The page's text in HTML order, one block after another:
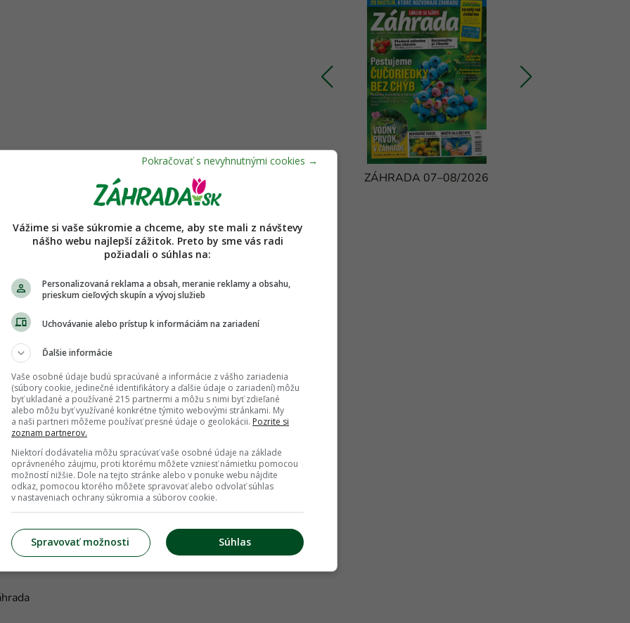
a popadané listy či plody. Pri
fungicídom a zároveň na listy
ktorý aktivuje prirodzenú odolnosť
a zlepšuje celkovú vitalitu.
. Do každého čísla časopisu
a odpovieme.
Mlyňany SAV
ZÁHRADA 07–08/2026
Vážime si vaše súkromie a chceme, aby ste mali z návštevy
nášho webu najlepší zážitok. Preto by sme vás radi
požiadali o súhlas na:
Personalizovaná reklama a obsah, meranie reklamy a obsahu,
prieskum cieľových skupín a vývoj služieb
Uchovávanie alebo prístup k informáciám na zariadení
Ďalšie informácie
Vaše osobné údaje budú spracúvané a informácie z vášho zariadenia
(súbory cookie, jedinečné identifikátory a ďalšie údaje o zariadení) môžu
byť ukladané a používané 215 partnermi a môžu s nimi byť zdieľané
alebo môžu byť využívané konkrétne týmito webovými stránkami. My
a naši partneri môžeme používať presné údaje o geolokácii. Pozrite si
zoznam partnerov.
Niektorí dodávatelia môžu spracúvať vaše osobné údaje na základe
oprávneného záujmu, proti ktorému môžete vzniesť námietku pomocou
možností nižšie. Dole na tejto stránke alebo v ponuke webu nájdite
odkaz, pomocou ktorého môžete spravovať alebo odvolať súhlas
v nastaveniach ochrany súkromia a súborov cookie.
Súhlas
Spravovať možnosti